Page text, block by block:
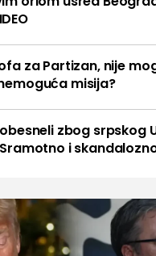
za Partizan, nije
misija?
zbog srpskog
i